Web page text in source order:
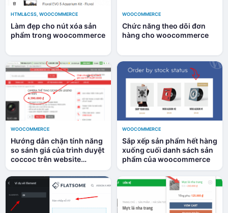
HTML&CSS WOOCOMMERCE
Làm đẹp cho nút xóa sản
phẩm trong woocommerce
WOOCOMMERCE
Chức năng theo dõi đơn
hàng cho woocommerce
WOOCOMMERCE
Hướng dẫn chặn tính năng
so sánh giá của trình duyệt
coccoc trên website
Woocommerce
WOOCOMMERCE
Sắp xếp sản phẩm hết hàng
xuống cuối danh sách sản
phẩm của woocommerce